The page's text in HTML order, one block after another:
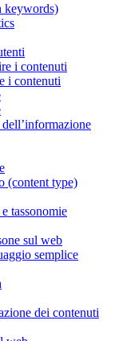
keywords)
i contenuti
i contenuti
(content type)
tassonomie
sul web
semplice
dei contenuti